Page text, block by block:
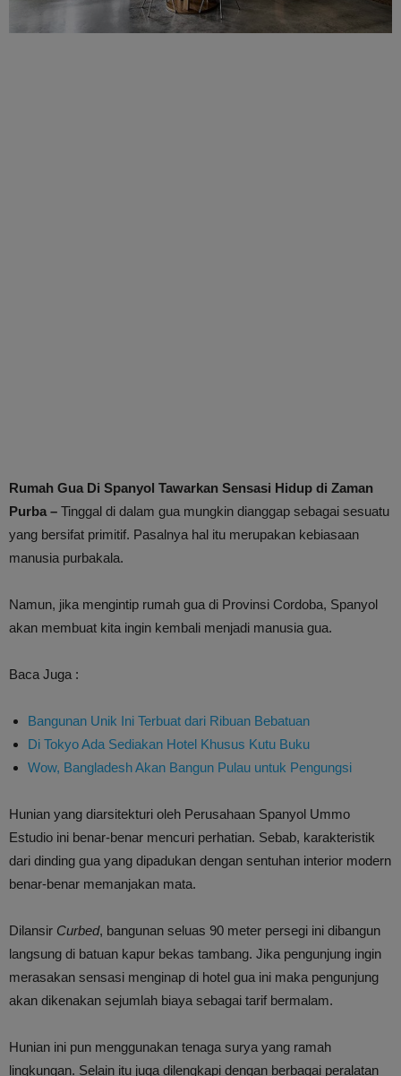
Rumah Gua Di Spanyol Tawarkan Sensasi Hidup di Zaman
Purba – Tinggal di dalam gua mungkin dianggap sebagai sesuatu
yang bersifat primitif. Pasalnya hal itu merupakan kebiasaan
manusia purbakala.
Namun, jika mengintip rumah gua di Provinsi Cordoba, Spanyol
akan membuat kita ingin kembali menjadi manusia gua.
Baca Juga :
Bangunan Unik Ini Terbuat dari Ribuan Bebatuan
Di Tokyo Ada Sediakan Hotel Khusus Kutu Buku
Wow, Bangladesh Akan Bangun Pulau untuk Pengungsi
Hunian yang diarsitekturi oleh Perusahaan Spanyol Ummo
Estudio ini benar-benar mencuri perhatian. Sebab, karakteristik
dari dinding gua yang dipadukan dengan sentuhan interior modern
benar-benar memanjakan mata.
Dilansir Curbed, bangunan seluas 90 meter persegi ini dibangun
langsung di batuan kapur bekas tambang. Jika pengunjung ingin
merasakan sensasi menginap di hotel gua ini maka pengunjung
akan dikenakan sejumlah biaya sebagai tarif bermalam.
Hunian ini pun menggunakan tenaga surya yang ramah
lingkungan. Selain itu juga dilengkapi dengan berbagai peralatan